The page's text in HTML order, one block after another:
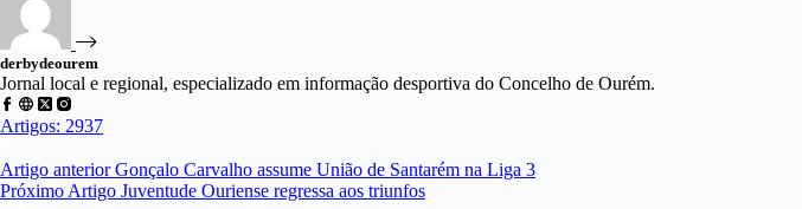
derbydeourem
Jornal local e regional, especializado em informação desportiva do Concelho de Ourém.
Artigos: 2937
Artigo anteriorGonçalo Carvalho assume União de Santarém na Liga 3
Próximo Artigo Juventude Ouriense regressa aos triunfos